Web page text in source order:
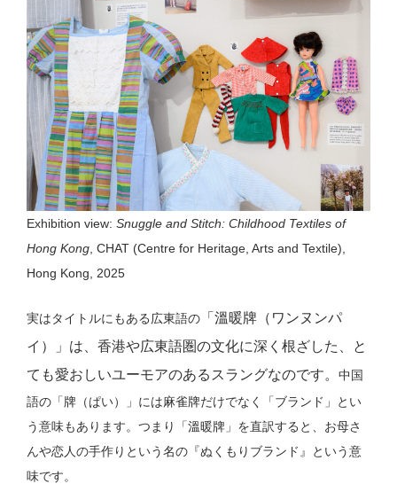
Exhibition view:Snuggle and Stitch: Childhood Textiles of
Hong Kong , CHAT (Centre for Heritage, Arts and Textile),
Hong Kong, 2025
実はタイトルにもある広東語の 「溫暖牌（ワンヌンパ
イ）」は、香港や広東語圏の文化に深く根ざした、と
ても愛おしいユーモアのあるスラングなのです。中国
語の「牌（ぱい）」には麻雀牌だけでなく「ブランド」とい
う意味もあります。つまり「溫暖牌」を直訳すると、お母さ
んや恋人の手作りという名の『ぬくもりブランド』という意
味です。